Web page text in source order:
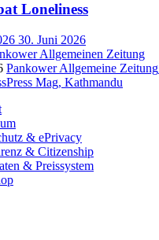
Loneliness
30. Juni 2026
Pankower Allgemeine Zeitung
Mag, Kathmandu
& ePrivacy
& Citizenship
& Preissystem